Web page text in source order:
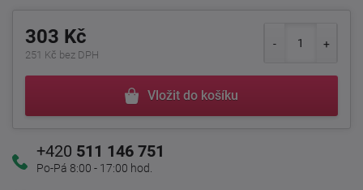
303 Kč
251 Kč bez DPH
Vložit do košíku
+420 511 146 751
Po-Pá 8:00 - 17:00 hod.